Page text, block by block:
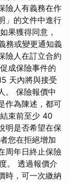
險人有義務在作
」的文件中進行
果獲得同意，
務或變更通知義
險人在訂立合約
成保險事件的
天內將與接受
。 保險報價中
作為陳述，都可
束前至少 40
明是否希望在保
您在拒絕增加
周年日終止保險
。 透過報價介
時，可一次繳納